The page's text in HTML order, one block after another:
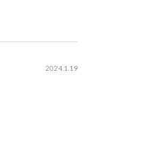
2024.1.19